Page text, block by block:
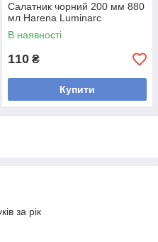
Салатник чорний 200 мм 880
мл Harena Luminarc
В наявності
110 ₴
Купити
за рік